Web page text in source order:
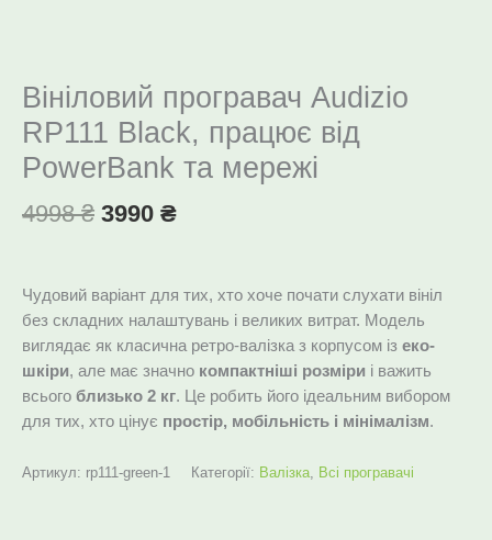
Вініловий програвач Audizio
RP111 Black, працює від
PowerBank та мережі
4998₴ 3990 ₴
Чудовий варіант для тих, хто хоче почати слухати вініл
без складних налаштувань і великих витрат. Модель
виглядає як класична ретро-валізка з корпусом із еко-
шкіри, але має значно компактніші розміри і важить
всього близько 2 кг. Це робить його ідеальним вибором
для тих, хто цінує простір, мобільність і мінімалізм.
Артикул: rp111-green-1 Категорії: Валізка Всі програвачі